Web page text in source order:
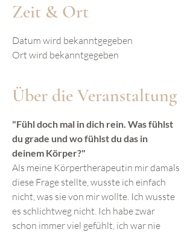
Zeit & Ort
Datum wird bekanntgegeben
Ort wird bekanntgegeben
Über die Veranstaltung
"Fühl doch mal in dich rein. Was fühlst
du grade und wo fühlst du das in
deinem Körper?"
Als meine Körpertherapeutin mir damals
diese Frage stellte, wusste ich einfach
nicht, was sie von mir wollte. Ich wusste
es schlichtweg nicht. Ich habe zwar
schon immer viel gefühlt, ich war nie